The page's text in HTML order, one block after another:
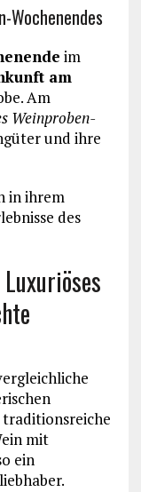
Wochenendes
im
am
Am
Weinproben-
und ihre
in ihrem
des
traditionsreiche
mit
ein